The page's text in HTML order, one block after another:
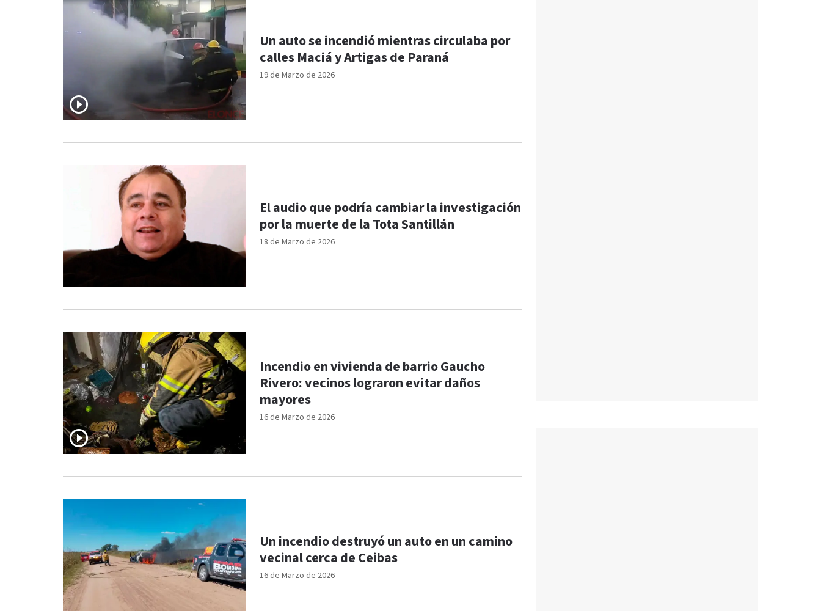
19 de Marzo de 2026
Un auto se incendió mientras circulaba por
calles Maciá y Artigas de Paraná
18 de Marzo de 2026
El audio que podría cambiar la investigación
por la muerte de la Tota Santillán
16 de Marzo de 2026
Incendio en vivienda de barrio Gaucho
Rivero: vecinos lograron evitar daños
mayores
16 de Marzo de 2026
Un incendio destruyó un auto en un camino
vecinal cerca de Ceibas